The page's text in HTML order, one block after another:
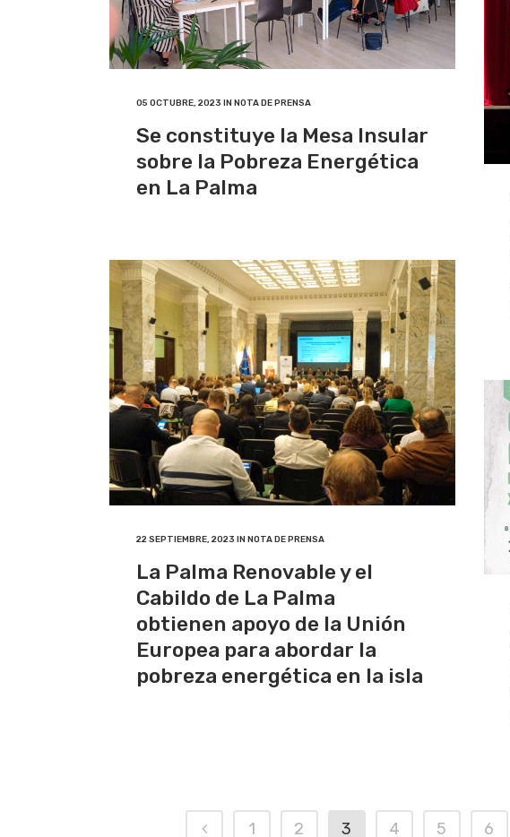
05 OCTUBRE, 2023 IN NOTA DE PRENSA
Se constituye la Mesa Insular
sobre la Pobreza Energética
en La Palma
22 SEPTIEMBRE, 2023 IN NOTA DE PRENSA
La Palma Renovable y el
Cabildo de La Palma
obtienen apoyo de la Unión
Europea para abordar la
pobreza energética en la isla
1 2 3 4 5 6